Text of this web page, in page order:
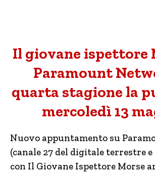
Il giovane ispettore
Paramount
quarta stagione la
mercoledì 13
Nuovo appuntamento su
(canale 27 del digitale terrestre e
con Il Giovane Ispettore Morse